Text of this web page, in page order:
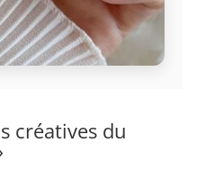
créatives du